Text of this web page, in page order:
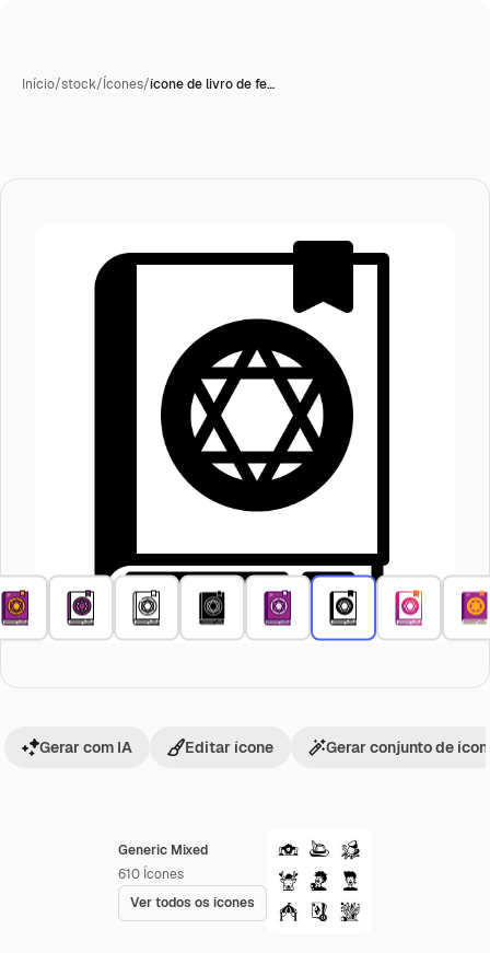
Início/stock/Ícones/ícone de livro de fe…
Generic Mixed
610 Ícones
Ver todos os ícones
Gerar com IA Editar ícone Gerar conjunto de